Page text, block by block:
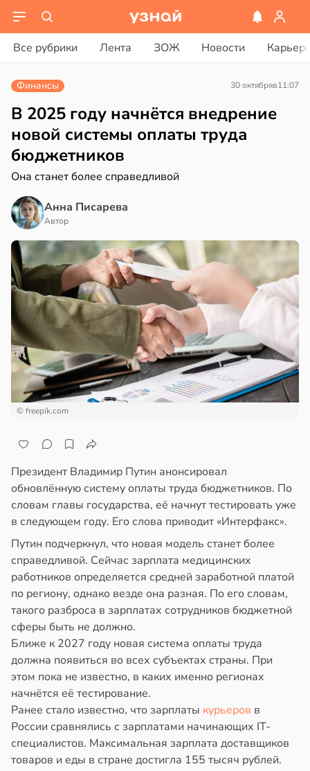
Все рубрики Лента ЗОЖ Новости
в19:49
13:55
в21:42
Финансы 30 октябряв11:07
В 2025 году начнётся внедрение
новой системы оплаты труда
бюджетников
Она станет более справедливой
Анна Писарева
Автор
© freepik.com
Президент Владимир Путин анонсировал
обновлённую систему оплаты труда бюджетников. По
словам главы государства, её начнут тестировать уже
в следующем году. Его слова приводит «Интерфакс».
Путин подчеркнул, что новая модель станет более
справедливой. Сейчас зарплата медицинских
работников определяется средней заработной платой
по региону, однако везде она разная. По его словам,
такого разброса в зарплатах сотрудников бюджетной
сферы быть не должно.
Ближе к 2027 году новая система оплаты труда
должна появиться во всех субъектах страны. При
этом пока не известно, в каких именно регионах
начнётся её тестирование.
Ранее стало известно, что зарплаты курьеров в
России сравнялись с зарплатами начинающих IT-
специалистов. Максимальная зарплата доставщиков
товаров и еды в стране достигла 155 тысяч рублей.
в19:27
в17:21
в16:23
в17:40